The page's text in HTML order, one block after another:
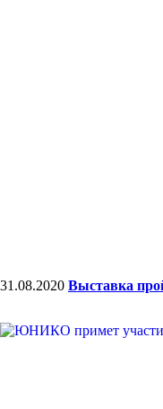
31.08.2020 Выставка